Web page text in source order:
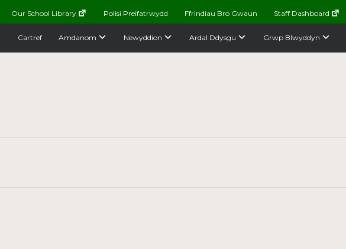
Our School Library Polisi Preifatrwydd Ffrindiau Bro Gwaun Staff Dashboard
Cartref Amdanom Newyddion Ardal Ddysgu Grwp Blwyddyn